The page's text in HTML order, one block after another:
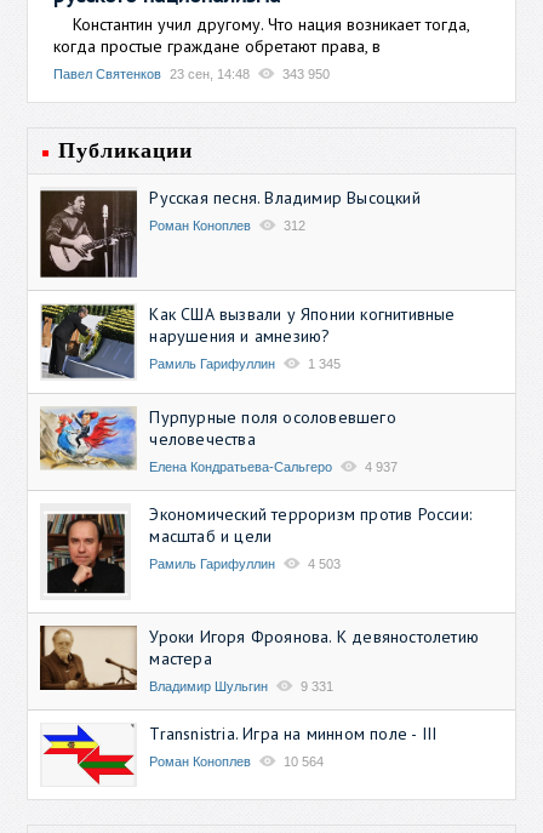
Константин учил другому. Что нация возникает тогда,
когда простые граждане обретают права, в
Павел Святенков 23 сен, 14:48 343 950
Публикации
Русская песня. Владимир Высоцкий
Роман Коноплев 312
Как США вызвали у Японии когнитивные
нарушения и амнезию?
Рамиль Гарифуллин 1 345
Пурпурные поля осоловевшего
человечества
Елена Кондратьева-Сальгеро 4 937
Экономический терроризм против России:
масштаб и цели
Рамиль Гарифуллин 4 503
Уроки Игоря Фроянова. К девяностолетию
мастера
Владимир Шульгин 9 331
Transnistria. Игра на минном поле - III
Роман Коноплев 10 564